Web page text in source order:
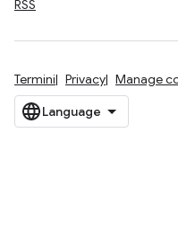
RSS
Termini Privacy Manage